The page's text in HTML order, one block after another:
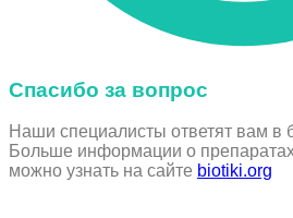
Спасибо за вопрос
Наши специалисты ответят вам в
Больше информации о
можно узнать на сайте biotiki.org